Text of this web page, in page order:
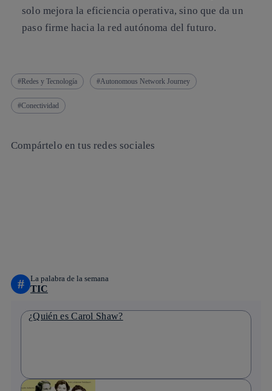
solo mejora la eficiencia operativa, sino que da un
paso firme hacia lared autónoma del futuro.
Redes y Tecnología Autonomous Network Journey
Conectividad
Compártelo en tus redes sociales
# La palabra de la semana
TIC
¿Quién es Carol Shaw?